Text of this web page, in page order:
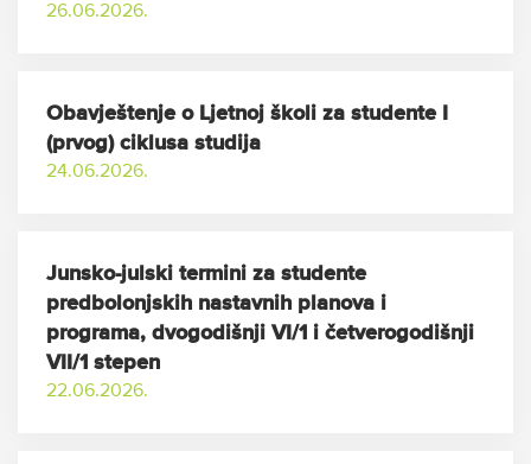
26.06.2026.
Obavještenje o Ljetnoj školi za studente I
(prvog) ciklusa studija
24.06.2026.
Junsko-julski termini za studente
predbolonjskih nastavnih planova i
programa, dvogodišnji VI/1 i četverogodišnji
VII/1 stepen
22.06.2026.